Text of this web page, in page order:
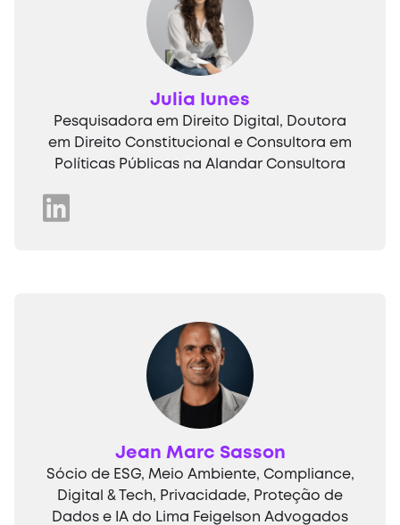
Julia Iunes
Pesquisadora em Direito Digital, Doutora
em Direito Constitucional e Consultora em
Políticas Públicas na Alandar Consultora
Jean Marc Sasson
Sócio de ESG, Meio Ambiente, Compliance,
Digital & Tech, Privacidade, Proteção de
Dados e IA do Lima Feigelson Advogados